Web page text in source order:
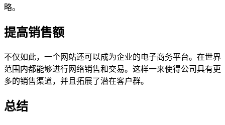
略。
提高销售额
不仅如此，一个网站还可以成为企业的电子商务平台。在世界
范围内都能够进行网络销售和交易。这样一来使得公司具有更
多的销售渠道，并且拓展了潜在客户群。
总结